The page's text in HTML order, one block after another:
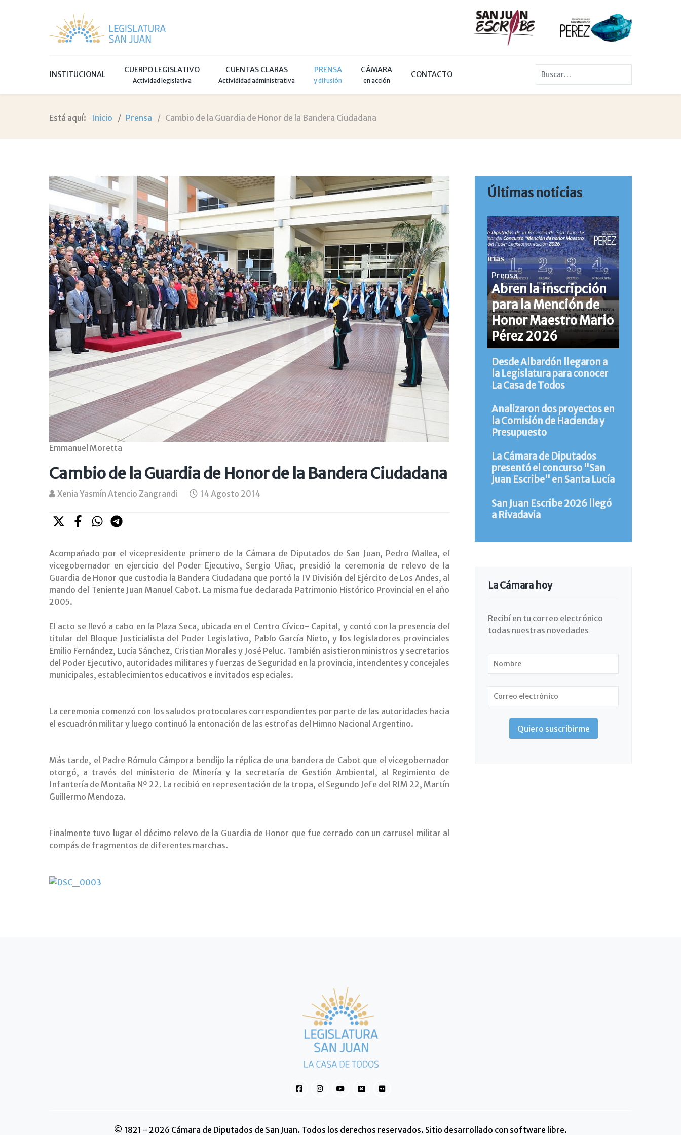
INSTITUCIONAL CUERPO LEGISLATIVO
Actividad legislativa
CUENTAS CLARAS
Activididad administrativa
PRENSA
y difusión
CÁMARA
en acción
CONTACTO Buscar
Está aquí: Inicio Prensa Cambio de la Guardia de Honor de la Bandera Ciudadana
Emmanuel Moretta
Cambio de la Guardia de Honor de la Bandera Ciudadana
Xenia Yasmín Atencio Zangrandi 14 Agosto 2014
Acompañado por el vicepresidente primero de la Cámara de Diputados de San Juan, Pedro Mallea, el
vicegobernador en ejercicio del Poder Ejecutivo, Sergio Uñac, presidió la ceremonia de relevo de la
Guardia de Honor que custodia la Bandera Ciudadana que portó la IV División del Ejército de Los Andes, al
mando del Teniente Juan Manuel Cabot. La misma fue declarada Patrimonio Histórico Provincial en el año
2005.
El acto se llevó a cabo en la Plaza Seca, ubicada en el Centro Cívico- Capital, y contó con la presencia del
titular del Bloque Justicialista del Poder Legislativo, Pablo García Nieto, y los legisladores provinciales
Emilio Fernández, Lucía Sánchez, Cristian Morales y José Peluc. También asistieron ministros y secretarios
del Poder Ejecutivo, autoridades militares y fuerzas de Seguridad en la provincia, intendentes y concejales
municipales, establecimientos educativos e invitados especiales.
La ceremonia comenzó con los saludos protocolares correspondientes por parte de las autoridades hacia
el escuadrón militar y luego continuó la entonación de las estrofas del Himno Nacional Argentino.
Más tarde, el Padre Rómulo Cámpora bendijo la réplica de una bandera de Cabot que el vicegobernador
otorgó, a través del ministerio de Minería y la secretaría de Gestión Ambiental, al Regimiento de
Infantería de Montaña Nº 22. La recibió en representación de la tropa, el Segundo Jefe del RIM 22, Martín
Guillermo Mendoza.
Finalmente tuvo lugar el décimo relevo de la Guardia de Honor que fue cerrado con un carrusel militar al
compás de fragmentos de diferentes marchas.
Últimas noticias
Prensa
Abren la inscripción
para la Mención de
Honor Maestro Mario
Pérez 2026
Desde Albardón llegaron a
la Legislatura para conocer
La Casa de Todos
Analizaron dos proyectos en
la Comisión de Hacienda y
Presupuesto
La Cámara de Diputados
presentó el concurso "San
Juan Escribe" en Santa Lucía
San Juan Escribe 2026 llegó
a Rivadavia
La Cámara hoy
Recibí en tu correo electrónico
todas nuestras novedades
© 1821 - 2026 Cámara de Diputados de San Juan. Todos los derechos reservados. Sitio desarrollado con software libre.